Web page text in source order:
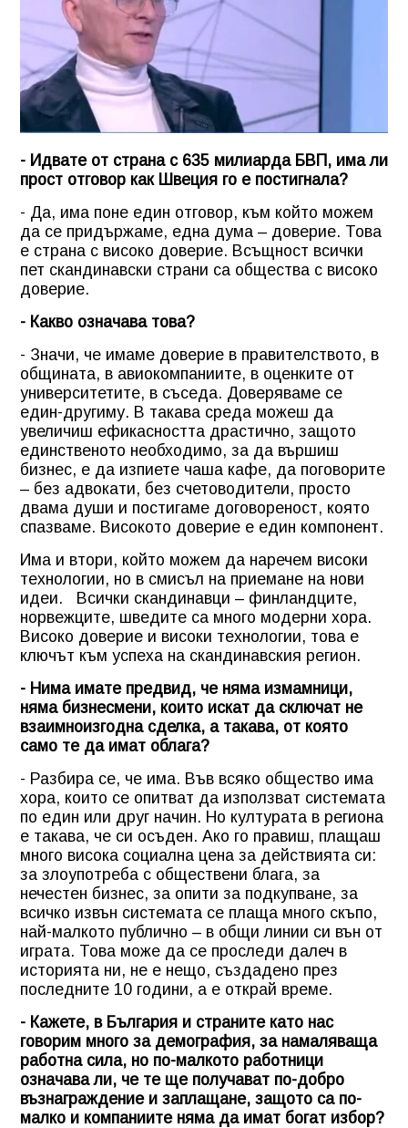
- Идвате от страна с 635 милиарда БВП, има ли
прост отговор как Швеция го е постигнала?
- Да, има поне един отговор, към който можем
да се придържаме, една дума – доверие. Това
е страна с високо доверие. Всъщност всички
пет скандинавски страни са общества с високо
доверие.
- Какво означава това?
- Значи, че имаме доверие в правителството, в
общината, в авиокомпаниите, в оценките от
университетите, в съседа. Доверяваме се
един-другиму. В такава среда можеш да
увеличиш ефикасността драстично, защото
единственото необходимо, за да вършиш
бизнес, е да изпиете чаша кафе, да поговорите
– без адвокати, без счетоводители, просто
двама души и постигаме договореност, която
спазваме. Високото доверие е един компонент.
Има и втори, който можем да наречем високи
технологии, но в смисъл на приемане на нови
идеи. Всички скандинавци – финландците,
норвежците, шведите са много модерни хора.
Високо доверие и високи технологии, това е
ключът към успеха на скандинавския регион.
- Нима имате предвид, че няма измамници,
няма бизнесмени, които искат да сключат не
взаимноизгодна сделка, а такава, от която
само те да имат облага?
- Разбира се, че има. Във всяко общество има
хора, които се опитват да използват системата
по един или друг начин. Но културата в региона
е такава, че си осъден. Ако го правиш, плащаш
много висока социална цена за действията си:
за злоупотреба с обществени блага, за
нечестен бизнес, за опити за подкупване, за
всичко извън системата се плаща много скъпо,
най-малкото публично – в общи линии си вън от
играта. Това може да се проследи далеч в
историята ни, не е нещо, създадено през
последните 10 години, а е открай време.
- Кажете, в България и страните като нас
говорим много за демография, за намаляваща
работна сила, но по-малкото работници
означава ли, че те ще получават по-добро
възнаграждение и заплащане, защото са по-
малко и компаниите няма да имат богат избор?